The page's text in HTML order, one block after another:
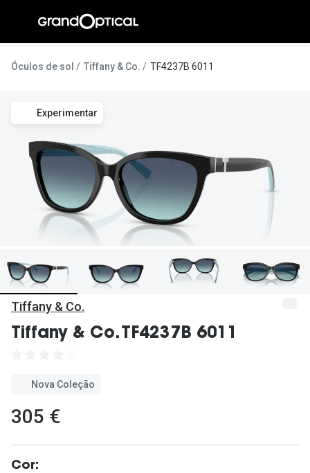
conteúdo
Pedro
Luís
Inês
Óculos de sol Tiffany & Co. TF4237B 6011
Experimentar
Tiffany & Co.
Tiffany & Co. TF4237B 6011
Nova Coleção
305 €
Cor: